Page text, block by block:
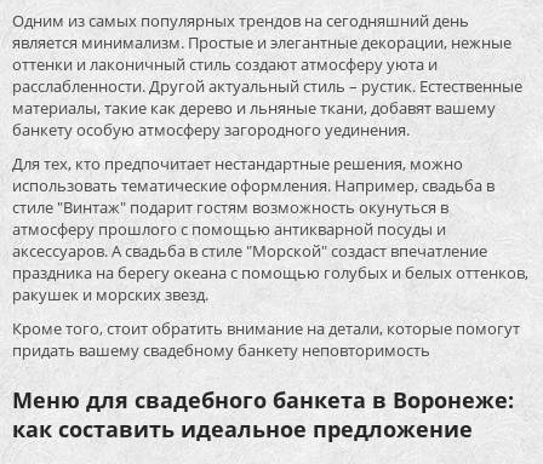
Одним из самых популярных трендов на сегодняшний день
является минимализм. Простые и элегантные декорации, нежные
оттенки и лаконичный стиль создают атмосферу уюта и
расслабленности. Другой актуальный стиль – рустик. Естественные
материалы, такие как дерево и льняные ткани, добавят вашему
банкету особую атмосферу загородного уединения.
Для тех, кто предпочитает нестандартные решения, можно
использовать тематические оформления. Например, свадьба в
стиле "Винтаж" подарит гостям возможность окунуться в
атмосферу прошлого с помощью антикварной посуды и
аксессуаров. А свадьба в стиле "Морской" создаст впечатление
праздника на берегу океана с помощью голубых и белых оттенков,
ракушек и морских звезд.
Кроме того, стоит обратить внимание на детали, которые помогут
придать вашему свадебному банкету неповторимость
Меню для свадебного банкета в Воронеже:
как составить идеальное предложение